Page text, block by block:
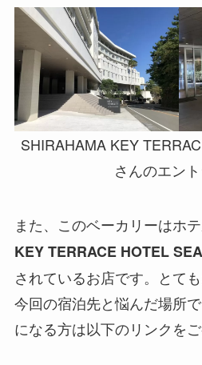
SHIRAHAMA KEY
さんのエン
また、このベーカリーはホ
KEY TERRACE HOTEL
されているお店です。とて
今回の宿泊先と悩んだ場所
になる方は以下のリンクをご